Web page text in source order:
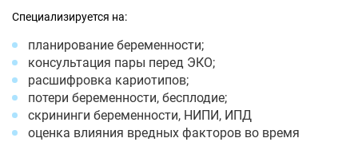
Специализируется на:
планирование беременности;
консультация пары перед ЭКО;
расшифровка кариотипов;
потери беременности, бесплодие;
скрининги беременности, НИПИ, ИПД
оценка влияния вредных факторов во время